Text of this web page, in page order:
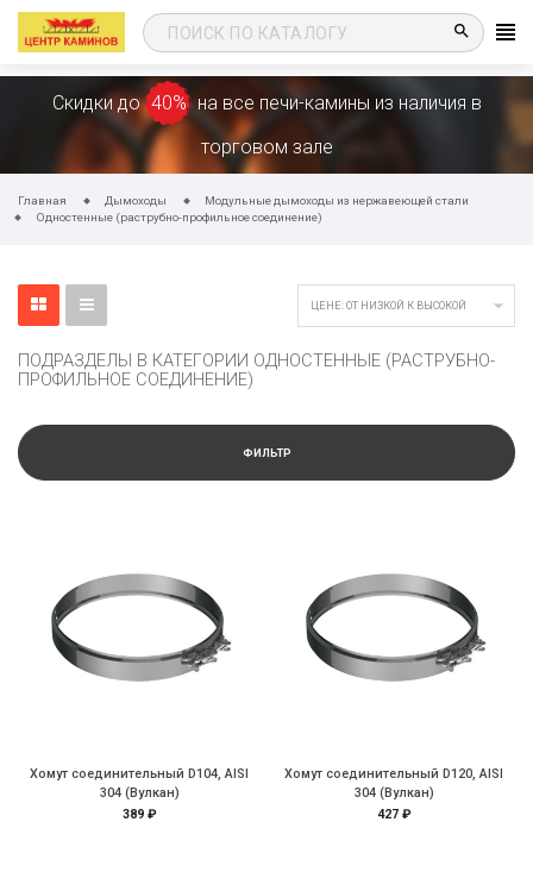
search
Скидки до 40% на все печи-камины из наличия в
торговом зале
Главная Дымоходы
Модульные дымоходы из нержавеющей стали
Одностенные (раструбно-профильное соединение)
ЦЕНЕ: ОТ НИЗКОЙ К ВЫСОКОЙ 
ПОДРАЗДЕЛЫ В КАТЕГОРИИ ОДНОСТЕННЫЕ (РАСТРУБНО-
ПРОФИЛЬНОЕ СОЕДИНЕНИЕ)
ФИЛЬТР
Хомут соединительный D104, AISI
304 (Вулкан)
389 ₽
Хомут соединительный D120, AISI
304 (Вулкан)
427 ₽